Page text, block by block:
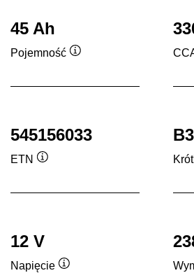
45 Ah
Pojemność
545156033
ETN
12 V
Napięcie